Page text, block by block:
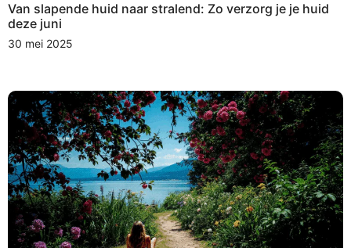
Van slapende huid naar stralend: Zo verzorg je je huid
deze juni
30 mei 2025